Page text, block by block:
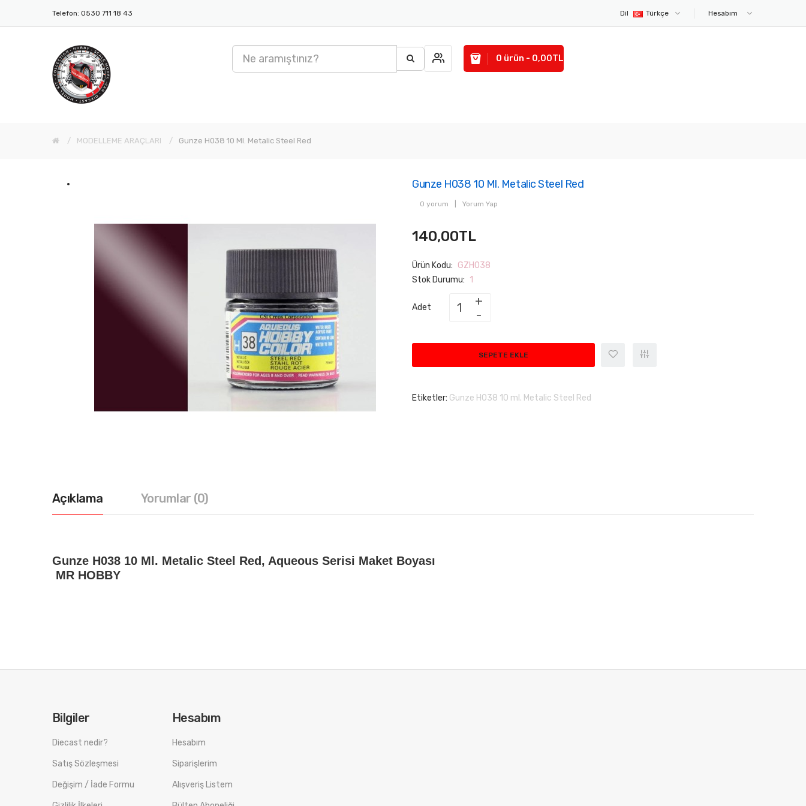
Telefon: 0530 711 18 43 Dil Türkçe Hesabım
0 ürün - 0,00TL
MODELLEME ARAÇLARI Gunze H038 10 Ml. Metalic Steel Red
Gunze H038 10 Ml. Metalic Steel Red
0 yorum Yorum Yap
140,00TL
Ürün Kodu: GZH038
Stok Durumu: 1
Adet
SEPETE EKLE
Etiketler: Gunze H038 10 ml. Metalic Steel Red
Açıklama Yorumlar (0)
Gunze H038 10 Ml. Metalic Steel Red, Aqueous Serisi Maket Boyası
MR HOBBY
Bilgiler
Diecast nedir?
Satış Sözleşmesi
Değişim / İade Formu
Hesabım
Hesabım
Siparişlerim
Alışveriş Listem